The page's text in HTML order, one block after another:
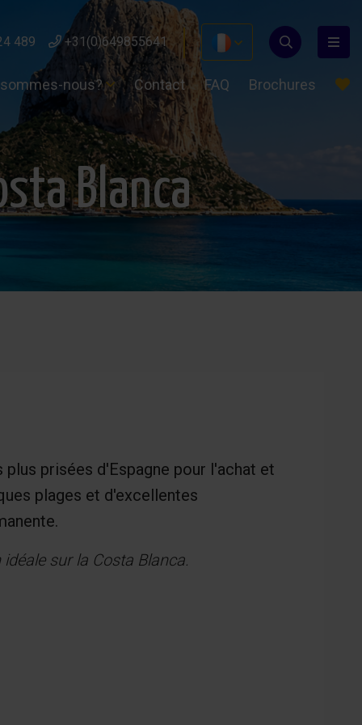
489 +31(0)649855641
nous? Contact FAQ Brochures
Blanca
prisées d'Espagne pour l'achat et
plages et d'excellentes
sur la Costa Blanca.